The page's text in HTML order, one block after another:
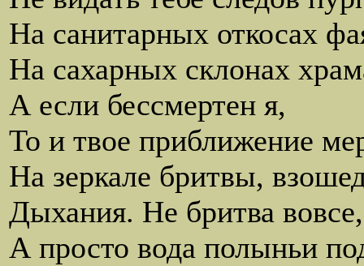
На санитарных откосах
На сахарных склонах
А если бессмертен я,
То и твое приближение
На зеркале бритвы,
Дыхания. Не бритва вовсе,
А просто вода полыньи